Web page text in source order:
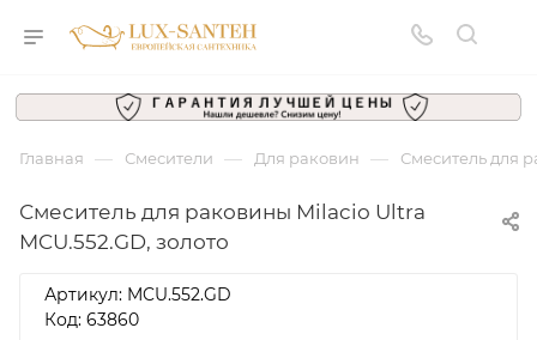
Главная — Смесители — Для раковин — Смеситель для
Смеситель для раковины Milacio Ultra
MCU.552.GD, золото
Артикул: MCU.552.GD
Код: 63860